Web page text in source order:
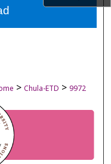
Network™
> Chula-ETD > 9972